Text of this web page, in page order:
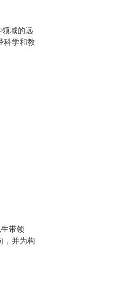
域的远
科学和教
带领
，并为构